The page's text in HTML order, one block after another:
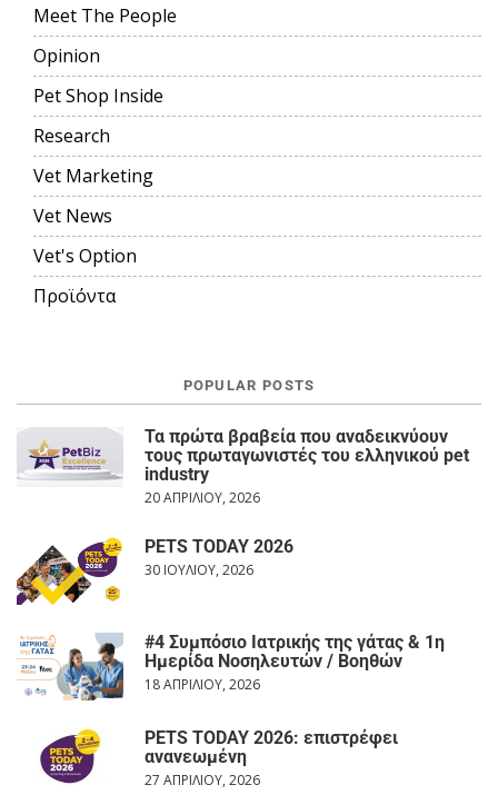
Meet The People
Opinion
Pet Shop Inside
Research
Vet Marketing
Vet News
Vet's Option
Προϊόντα
POPULAR POSTS
Τα πρώτα βραβεία που αναδεικνύουν
τους πρωταγωνιστές του ελληνικού pet
industry
20 ΑΠΡΙΛΊΟΥ, 2026
PETS TODAY 2026
30 ΙΟΥΛΊΟΥ, 2026
#4 Συμπόσιο Ιατρικής της γάτας & 1η
Ημερίδα Νοσηλευτών / Βοηθών
18 ΑΠΡΙΛΊΟΥ, 2026
PETS TODAY 2026: επιστρέφει
ανανεωμένη
27 ΑΠΡΙΛΊΟΥ, 2026